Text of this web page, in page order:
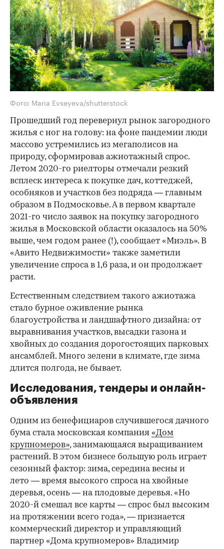
Фото: Maria Evseyeva/shutterstock
Прошедший год перевернул рынок загородного
жилья с ног на голову: на фоне пандемии люди
массово устремились из мегаполисов на
природу, сформировав ажиотажный спрос.
Летом 2020-го риелторы отмечали резкий
всплеск интереса к покупке дач, коттеджей,
особняков и участков без подряда — главным
образом в Подмосковье. А в первом квартале
2021-го число заявок на покупку загородного
жилья в Московской области оказалось на 50%
выше, чем годом ранее (!), сообщает «Миэль». В
«Авито Недвижимости» также заметили
увеличение спроса в 1,6 раза, и он продолжает
расти.
Естественным следствием такого ажиотажа
стало бурное оживление рынка
благоустройства и ландшафтного дизайна: от
выравнивания участков, высадки газона и
хвойных до создания дорогостоящих парковых
ансамблей. Много зелени в климате, где зима
длится полгода, не бывает.
Исследования, тендеры и онлайн-
объявления
Одним из бенефициаров случившегося дачного
бума стала московская компания «Дом
крупномеров», занимающаяся выращиванием
растений. В этом бизнесе большую роль играет
сезонный фактор: зима, середина весны и
лето — время высокого спроса на хвойные
деревья, осень — на плодовые деревья. «Но
2020-й смешал все карты — спрос был высоким
на протяжении всего года», — признается
коммерческий директор и управляющий
партнер «Дома крупномеров» Владимир